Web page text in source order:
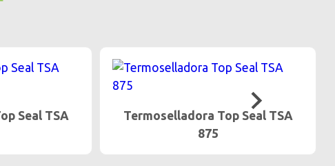
Seal TSA
Termoselladora Top Seal TSA
680